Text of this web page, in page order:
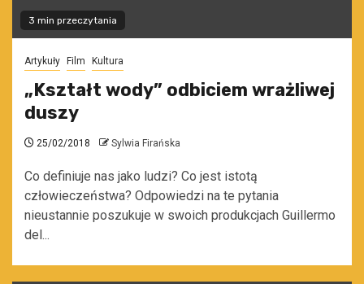
3 min przeczytania
Artykuły Film Kultura
„Kształt wody” odbiciem wrażliwej
duszy
25/02/2018 Sylwia Firańska
Co definiuje nas jako ludzi? Co jest istotą
człowieczeństwa? Odpowiedzi na te pytania
nieustannie poszukuje w swoich produkcjach Guillermo
del...